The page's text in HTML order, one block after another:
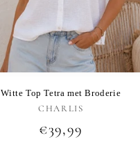
Witte Top Tetra met Broderie
Verkoper:
CHARLIS
Normale
€39,99